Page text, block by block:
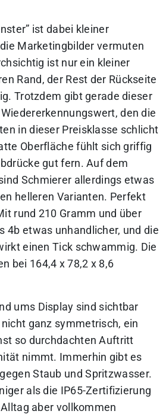
ist dabei kleiner
Marketingbilder vermuten
ist nur ein kleiner
Rand, der Rest der Rückseite
Trotzdem gibt gerade dieser
den die
in dieser Preisklasse schlicht
Oberfläche fühlt sich griffig
gut fern. Auf dem
Schmierer allerdings etwas
helleren Varianten. Perfekt
rund 210 Gramm und über
4b etwas unhandlicher, und die
einen Tick schwammig. Die
bei 164,4 x 78,2 x 8,6
ums Display sind sichtbar
ganz symmetrisch, ein
so durchdachten Auftritt
nimmt. Immerhin gibt es
gegen Staub und Spritzwasser.
als die IP65-Zertifizierung
aber vollkommen